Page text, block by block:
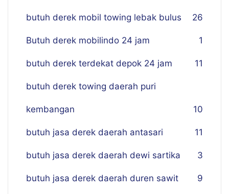
butuh derek mobil towing lebak bulus 26
Butuh derek mobilindo 24 jam 1
butuh derek terdekat depok 24 jam 11
butuh derek towing daerah puri
kembangan 10
butuh jasa derek daerah antasari 11
butuh jasa derek daerah dewi sartika 3
butuh jasa derek daerah duren sawit 9